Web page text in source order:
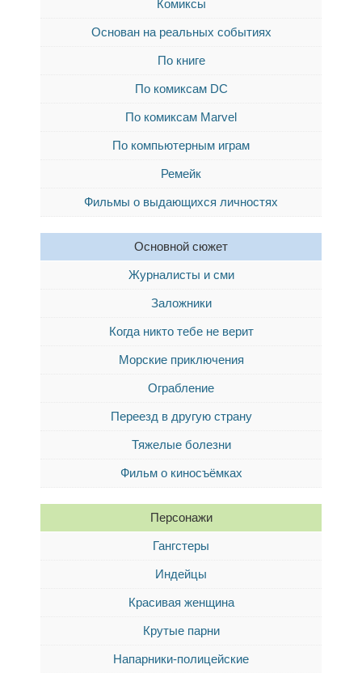
Комиксы
Основан на реальных событиях
По книге
По комиксам DC
По комиксам Marvel
По компьютерным играм
Ремейк
Фильмы о выдающихся личностях
Основной сюжет
Журналисты и сми
Заложники
Когда никто тебе не верит
Морские приключения
Ограбление
Переезд в другую страну
Тяжелые болезни
Фильм о киносъёмках
Персонажи
Гангстеры
Индейцы
Красивая женщина
Крутые парни
Напарники-полицейские